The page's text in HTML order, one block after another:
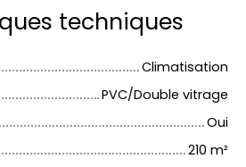
techniques
Climatisation
PVC/Double vitrage
Oui
210 m²